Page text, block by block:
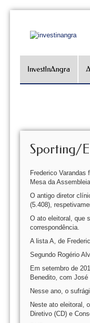
InvestInAngra
Sporting/
Frederico
Mesa da
O antigo diretor
(5.408),
O ato eleitoral, que
correspondência.
A lista A, de
Segundo Rogério
Em setembro de
Benedito, com
Nesse ano, o
Neste ato eleitoral,
Diretivo (CD) e